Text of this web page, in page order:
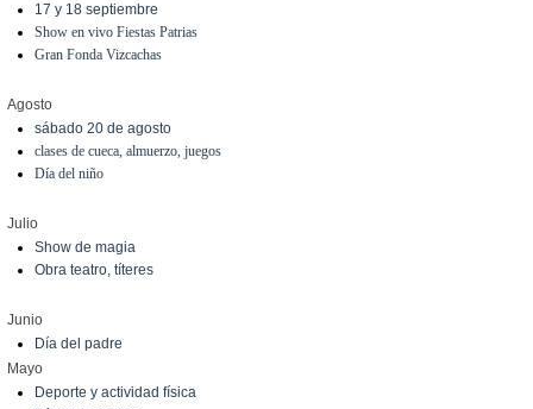
17 y 18 septiembre
Show en vivo Fiestas Patrias
Gran Fonda Vizcachas
Agosto
sábado 20 de agosto
clases de cueca, almuerzo, juegos
Día del niño
Julio
Show de magia
Obra teatro, títeres
Junio
Día del padre
Mayo
Deporte y actividad física